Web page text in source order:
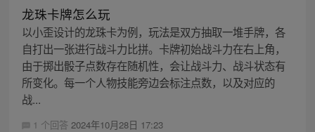
龙珠卡牌怎么玩
以小歪设计的龙珠卡为例，玩法是双方抽取一堆手牌，各
自打出一张进行战斗力比拼。卡牌初始战斗力在右上角，
由于掷出骰子点数存在随机性，会让战斗力、战斗状态有
所变化。每一个人物技能旁边会标注点数，以及对应的
战...
1 个回答 2024年10月28日 17:23